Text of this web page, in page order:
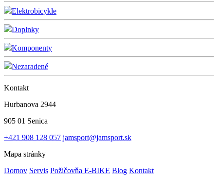
Elektrobicykle
Doplnky
Komponenty
Nezaradené
Kontakt
Hurbanova 2944
905 01 Senica
+421 908 128 057 jamsport@jamsport.sk
Mapa stránky
Domov Servis Požičovňa E-BIKE Blog Kontakt